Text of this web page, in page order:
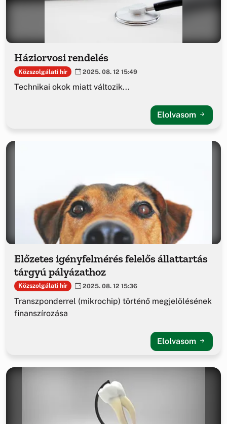
Háziorvosi rendelés
Közszolgálati hír 2025. 08. 12 15:49
Technikai okok miatt változik...
Elolvasom
Előzetes igényfelmérés felelős állattartás
tárgyú pályázathoz
Közszolgálati hír 2025. 08. 12 15:36
Transzponderrel (mikrochip) történő megjelölésének
finanszírozása
Elolvasom